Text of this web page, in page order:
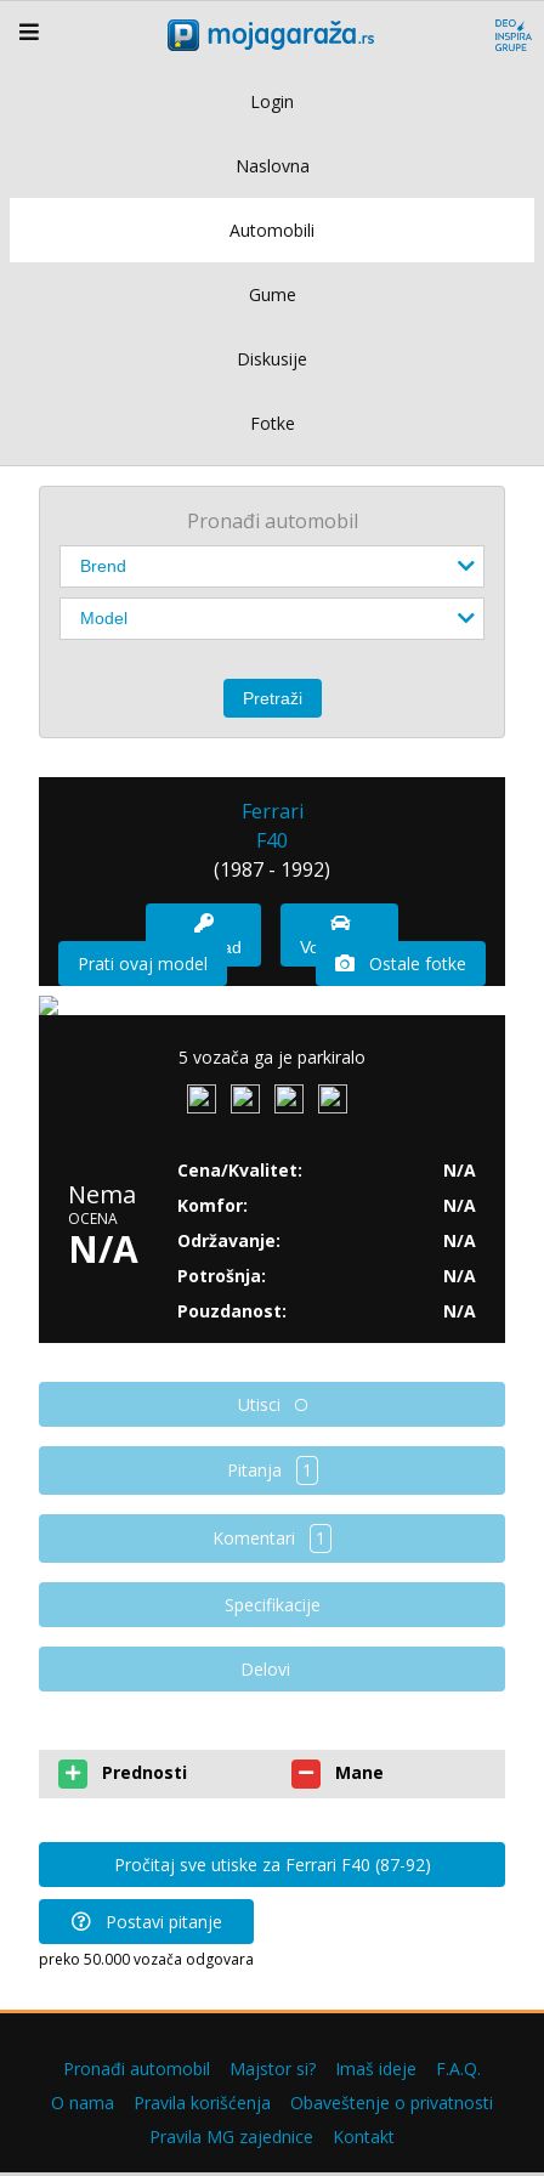
Login
Naslovna
Automobili
Gume
Diskusije
Fotke
Pronađi automobil
Ferrari
F40
(1987 - 1992)
Imam sad Vozio sam
Prati ovaj model Ostale fotke
5 vozača ga je parkiralo
Nema
OCENA
N/A
Cena/Kvalitet:
N/A
Komfor:
N/A
Održavanje:
N/A
Potrošnja:
N/A
Pouzdanost:
N/A
Utisci
Pitanja 1
Komentari 1
Specifikacije
Delovi
Prednosti Mane
Pročitaj sve utiske za Ferrari F40 (87-92)
Postavi pitanje
preko 50.000 vozača odgovara
Pronađi automobil Majstor si? Imaš ideje
F.A.Q.
O nama
Pravila korišćenja
Obaveštenje o privatnosti
Pravila MG zajednice
Kontakt